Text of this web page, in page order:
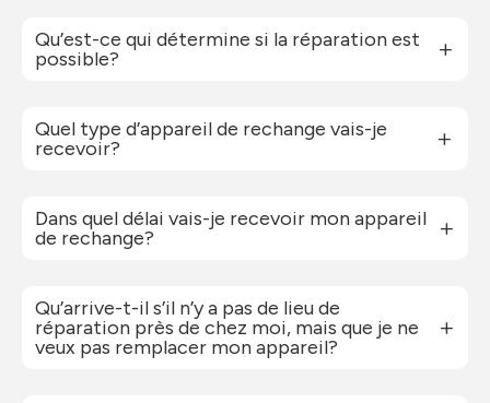
Qu’est-ce qui détermine si la réparation est
possible?
Quel type d’appareil de rechange vais-je
recevoir?
Dans quel délai vais-je recevoir mon appareil
de rechange?
Qu’arrive-t-il s’il n’y a pas de lieu de
réparation près de chez moi, mais que je ne
veux pas remplacer mon appareil?